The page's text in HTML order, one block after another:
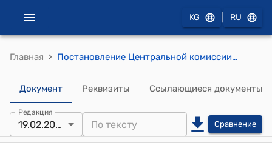
KG RU
Главная › Постановление Центральной комиссии по выборам и проведению референдумов Кыргызской Республики от 19 февраля 2026 года № 28 "О передаче вакантного мандата депутата Жогорку Кенеша Кыргызской Республики"
Документ Реквизиты Ссылающиеся документы
Редакция
19.02.2026 Сравнение